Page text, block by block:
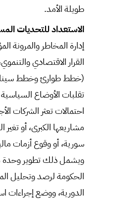
طويلة الأمد.
الاستعداد للتحديات
إدارة المخاطر
القرار الاقتصادي
(خطط طوارئ وخطط
تقلبات الأوضاع
احتمالات تعثر الشركات
مشاريعها الكبرى، أو
سورية، أو وقوع أزمات
ويشمل ذلك تطوير
الحكومة لرصد وتحليل
الدورية، ووضع إجراءات